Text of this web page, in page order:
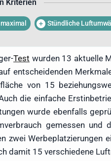
gelangen. Aus diesem
wodurch seine Expertise
folgenden Test
Kriterien
Stündliche
Test wurden 13 aktuelle
entscheidenden
von 15
die einfache
wurde ebenfalls
gemessen
zwei Werbeplatzierungen
damit 15 verschiedene